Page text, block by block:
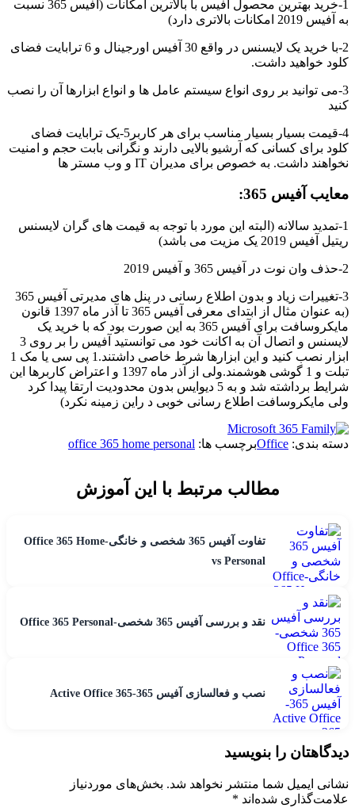
1-خرید بهترین محصول آفیس با بالاترین امکانات (آفیس 365 نسبت
به آفیس 2019 امکانات بالاتری دارد)
2-با خرید یک لایسنس در واقع 30 آفیس اورجینال و 6 ترابایت فضای
کلود خواهید داشت.
3-می توانید بر روی انواع سیستم عامل ها و انواع ابزارها آن را نصب
کنید
4-قیمت بسیار بسیار مناسب برای هر کاربر5-یک ترابایت فضای
کلود برای کسانی که آرشیو بالایی دارند و نگرانی بابت حجم و امنیت
نخواهند داشت. به خصوص برای مدیران IT و وب مستر ها
معایب آفیس 365:
1-تمدید سالانه (البته این مورد با توجه به قیمت های گران لایسنس
ریتیل آفیس 2019 یک مزیت می باشد)
2-حذف وان نوت در آفیس 365 و آفیس 2019
3-تغییرات زیاد و بدون اطلاع رسانی در پنل های مدیرتی آفیس 365
(به عنوان مثال از ابتدای معرفی آفیس 365 تا آذر ماه 1397 قانون
مایکروسافت برای آفیس 365 به این صورت بود که با خرید یک
لایسنس و اتصال آن به اکانت خود می توانستید آفیس را بر روی 3
ابزار نصب کنید و این ابزارها شرط خاصی داشتند.1 پی سی یا مک 1
تبلت و 1 گوشی هوشمند.ولی از آذر ماه 1397 و اعتراض کاربرها این
شرایط برداشته شد و به 5 دیوایس بدون محدودیت ارتقا پیدا کرد
ولی مایکروسافت اطلاع رسانی خوبی د راین زمینه نکرد)
دسته بندی: Officeبرچسب ها: office 365 home personal
مطالب مرتبط با این آموزش
تفاوت آفیس 365 شخصی و خانگی-Office 365 Home
vs Personal
نقد و بررسی آفیس 365 شخصی-Office 365 Personal
نصب و فعالسازی آفیس 365-Active Office 365
دیدگاهتان را بنویسید
نشانی ایمیل شما منتشر نخواهد شد. بخش‌های موردنیاز
علامت‌گذاری شده‌اند *